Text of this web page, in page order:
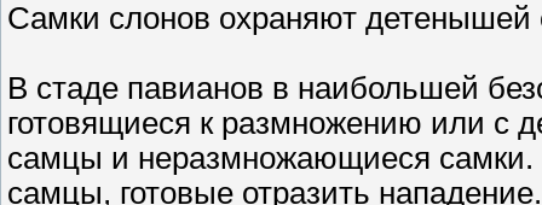
Самки слонов охраняют детенышей
В стаде павианов в наибольшей
готовящиеся к размножению или
самцы и неразмножающиеся самки.
самцы, готовые отразить